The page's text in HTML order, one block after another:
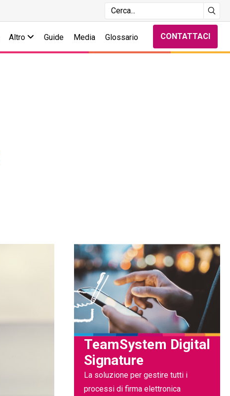
Altro Guide Media Glossario CONTATTACI
TeamSystem Digital
Signature
La soluzione per gestire tutti i
processi di firma elettronica